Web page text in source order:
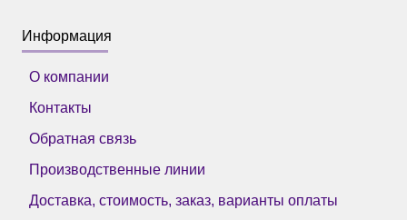
Информация
О компании
Контакты
Обратная связь
Производственные линии
Доставка, стоимость, заказ, варианты оплаты